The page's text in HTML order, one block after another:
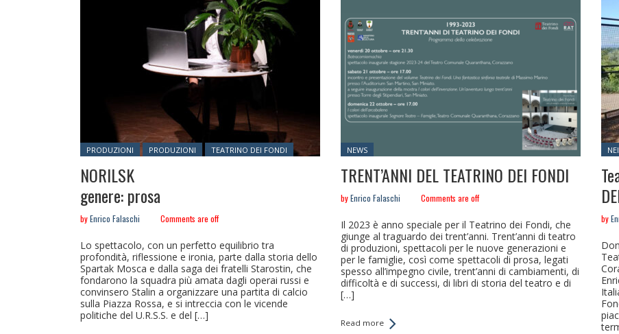
Posted in:
PRODUZIONI PRODUZIONI TEATRINO DEI FONDI
NORILSK
genere: prosa
byEnrico Falaschi Comments are off
Lo spettacolo, con un perfetto equilibrio tra
profondità, riflessione e ironia, parte dalla storia dello
Spartak Mosca e dalla saga dei fratelli Starostin, che
fondarono la squadra più amata dagli operai russi e
convinsero Stalin a organizzare una partita di calcio
sulla Piazza Rossa, e si intreccia con le vicende
politiche del U.R.S.S. e del […]
Posted
NEWS
TRENT’ANNI DEL TEATRINO DEI FONDI
byEnrico Falaschi Comments are off
Il 2023 è anno speciale per il Teatrino dei Fondi, che
giunge al traguardo dei trent’anni. Trent’anni di teatro
di produzioni, spettacoli per le nuove generazioni e
per le famiglie, così come spettacoli di prosa, legati
spesso all’impegno civile, trent’anni di cambiamenti, di
difficoltà e di successi, di libri di storia del teatro e di
[…]
Read more
by